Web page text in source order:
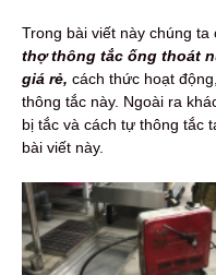
Trong bài viết này chúng
thợ thông tắc ống thoát
giá rẻ, cách thức hoạt
thông tắc này. Ngoài ra
bị tắc và cách tự thông tắc
bài viết này.